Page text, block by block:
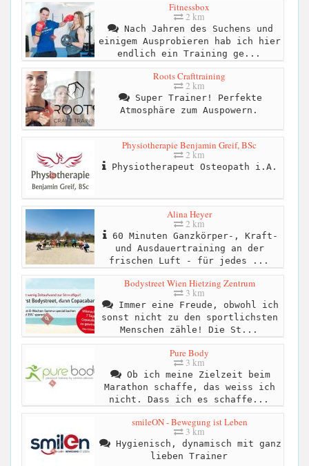
Fitnessbox
2 km
Nach Jahren des Suchens und
einigem Ausprobieren hab ich hier
endlich ein Training ge...
Roots Crafttraining
2 km
Super Trainer! Perfekte
Atmosphäre zum Auspowern.
Physiotherapie Benjamin Greif, BSc
2 km
Physiotherapeut Osteopath i.A.
Alina Heyer
2 km
60 Minuten Ganzkörper-, Kraft-
und Ausdauertraining an der
frischen Luft - für jedes ...
Bodystreet Wien Hietzing Zentrum
3 km
Immer eine Freude, obwohl ich
sonst nicht zu den sportlichsten
Menschen zähle! Die St...
Pure Body
3 km
Ob ich meine Zielzeit beim
Marathon schaffe, das weiss ich
nicht. Dass ich es schaffe...
smileON - Bewegung ist Leben
3 km
Hygienisch, dynamisch mit ganz
lieben Trainer